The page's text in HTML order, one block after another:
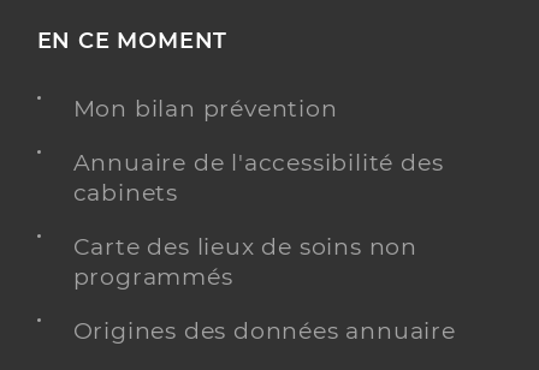
EN CE MOMENT
Mon bilan prévention
Annuaire de l'accessibilité des
cabinets
Carte des lieux de soins non
programmés
Origines des données annuaire